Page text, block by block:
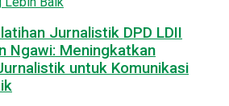
Jurnalistik DPD LDII
Ngawi: Meningkatkan
untuk Komunikasi